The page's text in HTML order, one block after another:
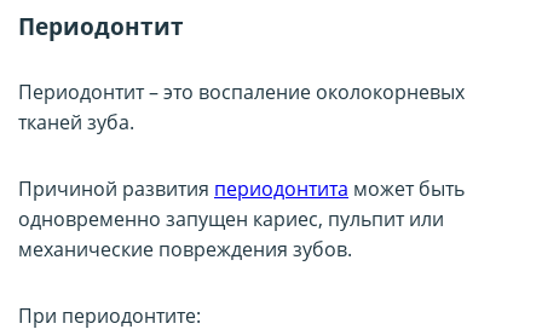
Периодонтит
Периодонтит – это воспаление околокорневых
тканей зуба.
Причиной развития периодонтита может быть
одновременно запущен кариес, пульпит или
механические повреждения зубов.
При периодонтите: